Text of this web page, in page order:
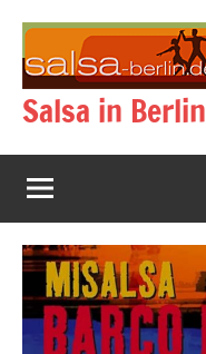
springen
Salsa in Berlin